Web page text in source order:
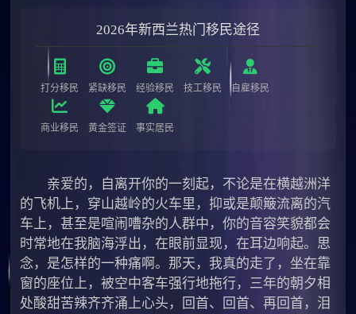
2026年新西兰热门移民途径
打分移民 紧缺移民 经验移民 技工移民 自雇移民
商业移民 黄金签证 事实居民
亲爱的，自离开你的一刻起，不论是在横越洲洋
的飞机上，穿山越岭的火车里，抑或是颠簸流离的汽
车上，甚至是喧闹嘈杂的人群中，你的音容笑貌都会
时常地在我脑海浮出，在眼前显现，在耳边响起。思
念，是怎样的一种痛啊。那天，我真的走了，坐在靠
窗的座位上，被空中客车强行地拖行，三年的朝夕相
处酸甜苦辣齐齐涌上心头，回首、回首、再回首，泪